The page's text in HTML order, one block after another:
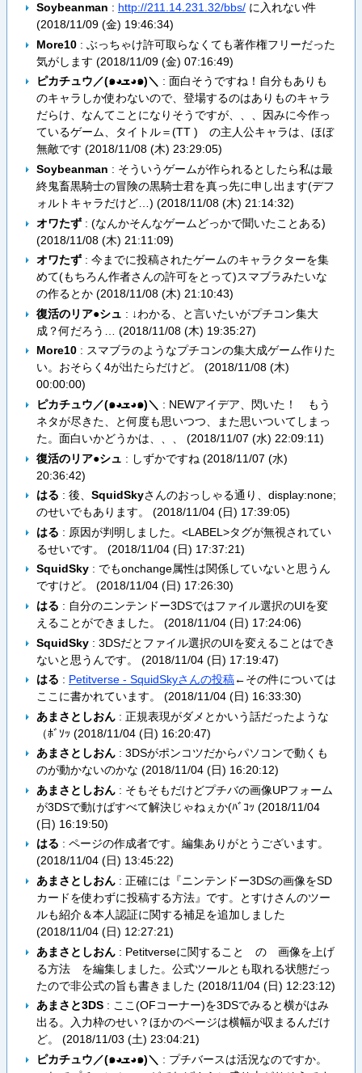
Soybeanman : http://211.14.231.32/bbs/に入れない件
(2018/11/09 (金) 19:46:34)
More10: ぶっちゃけ許可取らなくても著作権フリーだった
気がします (2018/11/09 (金) 07:16:49)
ピカチュウ／(๑◕ܫ◕๑)＼ : 面白そうですね！自分もありも
のキャラしか使わないので、登場するのはありものキャラ
だらけ、なんてことになりそうですが、、、因みに今作っ
ているゲーム、タイトル＝(TT ) の主人公キャラは、ほぼ
無敵です (2018/11/08 (木) 23:29:05)
Soybeanman : そういうゲームが作られるとしたら私は最
終鬼畜黒騎士の冒険の黒騎士君を真っ先に申し出ます(デフ
ォルトキャラだけど…) (2018/11/08 (木) 21:14:32)
オワたず: (なんかそんなゲームどっかで聞いたことある)
(2018/11/08 (木) 21:11:09)
オワたず: 今までに投稿されたゲームのキャラクターを集
めて(もちろん作者さんの許可をとって)スマブラみたいな
の作るとか (2018/11/08 (木) 21:10:43)
復活のリア●シュ : ↓わかる、と言いたいがプチコン集大
成？何だろう… (2018/11/08 (木) 19:35:27)
More10: スマブラのようなプチコンの集大成ゲーム作りた
い。おそらく4が出たらだけど。 (2018/11/08 (木)
00:00:00)
ピカチュウ／(๑◕ܫ◕๑)＼ : NEWアイデア、閃いた！ もう
ネタが尽きた、と何度も思いつつ、また思いついてしまっ
た。面白いかどうかは、、、 (2018/11/07 (水) 22:09:11)
復活のリア●シュ : しずかですね (2018/11/07 (水)
20:36:42)
はる : 後、 SquidSkyさんのおっしゃる通り、display:none;
のせいでもあります。 (2018/11/04 (日) 17:39:05)
はる : 原因が判明しました。<LABEL>タグが無視されてい
るせいです。 (2018/11/04 (日) 17:37:21)
SquidSky: でもonchange属性は関係していないと思うん
ですけど。 (2018/11/04 (日) 17:26:30)
はる : 自分のニンテンドー3DSではファイル選択のUIを変
えることができました。 (2018/11/04 (日) 17:24:06)
SquidSky: 3DSだとファイル選択のUIを変えることはでき
ないと思うんです。 (2018/11/04 (日) 17:19:47)
はる : Petitverse - SquidSkyさんの投稿←その件については
ここに書かれています。 (2018/11/04 (日) 16:33:30)
あまさとしおん: 正規表現がダメとかいう話だったような
（ﾎﾞｿｯ (2018/11/04 (日) 16:20:47)
あまさとしおん: 3DSがポンコツだからパソコンで動くも
のが動かないのかな (2018/11/04 (日) 16:20:12)
あまさとしおん: そもそもだけどプチバの画像UPフォーム
が3DSで動けばすべて解決じゃねぇか(ﾊﾞｺｯ (2018/11/04
(日) 16:19:50)
はる : ページの作成者です。編集ありがとうございます。
(2018/11/04 (日) 13:45:22)
あまさとしおん: 正確には『ニンテンドー3DSの画像をSD
カードを使わずに投稿する方法』です。とすけさんのツー
ルも紹介＆本人認証に関する補足を追加しました
(2018/11/04 (日) 12:27:21)
あまさとしおん: Petitverseに関すること の 画像を上げ
る方法 を編集しました。公式ツールとも取れる状態だっ
たので非公式の旨も書きました (2018/11/04 (日) 12:23:12)
あまさと3DS: ここ(OFコーナー)を3DSでみると横がはみ
出る。入力枠のせい？ほかのページは横幅が収まるんだけ
ど。 (2018/11/03 (土) 23:04:21)
ピカチュウ／(๑◕ܫ◕๑)＼ : プチバースは活況なのですか。